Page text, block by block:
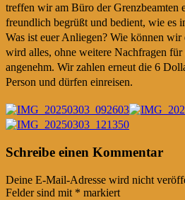
treffen wir am Büro der Grenzbeamten
freundlich begrüßt und bedient, wie es
Was ist euer Anliegen? Wie können wir
wird alles, ohne weitere Nachfragen für
angenehm. Wir zahlen erneut die 6
Person und dürfen einreisen.
Post
navigation
←
→
Schreibe einen Kommentar
Deine E-Mail-Adresse wird nicht
Felder sind mit * markiert